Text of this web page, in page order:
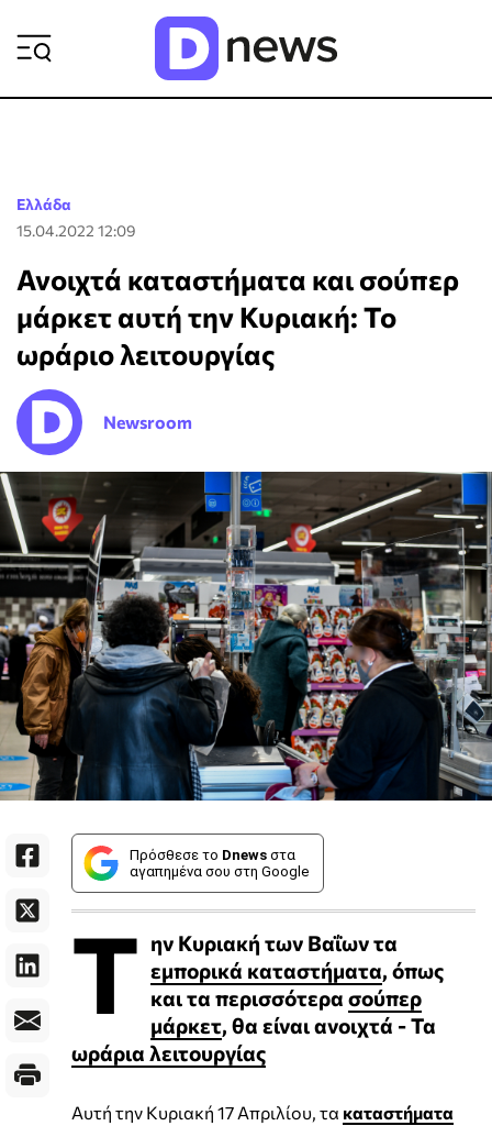
Ελλάδα
15.04.2022 12:09
Ανοιχτά καταστήματα και σούπερ
μάρκετ αυτή την Κυριακή: To
ωράριο λειτουργίας
Newsroom
Πρόσθεσε το Dnews στα
αγαπημένα σου στη Google
Τ ην Κυριακή των Βαΐων τα
εμπορικά καταστήματα, όπως
και τα περισσότερα σούπερ
μάρκετ, θα είναι ανοιχτά - Τα
ωράρια λειτουργίας
Αυτή την Κυριακή 17 Απριλίου, τα καταστήματα